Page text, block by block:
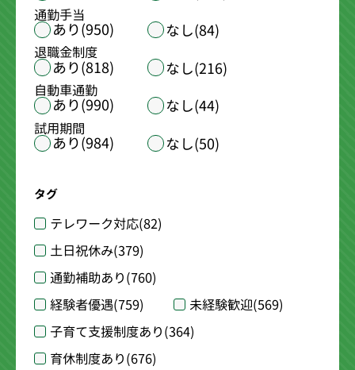
通勤手当
あり(950) なし(84)
退職金制度
あり(818) なし(216)
自動車通勤
あり(990) なし(44)
試用期間
あり(984) なし(50)
タグ
テレワーク対応(82)
土日祝休み(379)
通勤補助あり(760)
経験者優遇(759) 未経験歓迎(569)
子育て支援制度あり(364)
育休制度あり(676)